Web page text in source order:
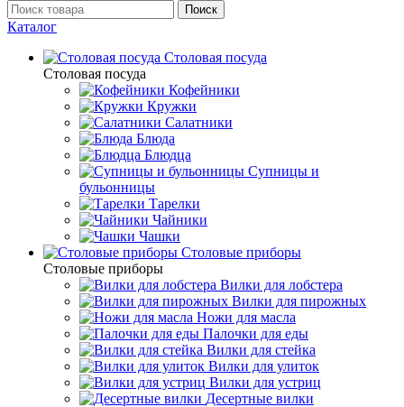
Поиск
Каталог
Столовая посуда
Столовая посуда
Кофейники
Кружки
Салатники
Блюда
Блюдца
Супницы и
бульонницы
Тарелки
Чайники
Чашки
Cтоловые приборы
Cтоловые приборы
Вилки для лобстера
Вилки для пирожных
Ножи для масла
Палочки для еды
Вилки для стейка
Вилки для улиток
Вилки для устриц
Десертные вилки